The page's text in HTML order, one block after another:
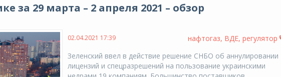
за 29 марта – 2 апреля 2021 – обзор
02.04.2021 17:39 нафтогаз, ВДЕ, регулятор
Зеленский ввел в действие решение СНБО об аннулировании
лицензий и спецразрешений на пользование украинскими